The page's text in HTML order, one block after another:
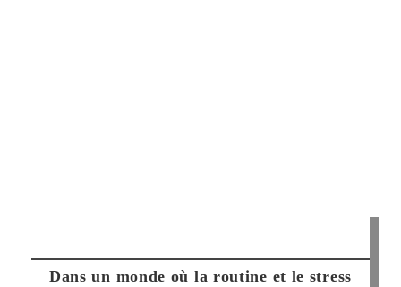
Dans un monde où la routine et le stress